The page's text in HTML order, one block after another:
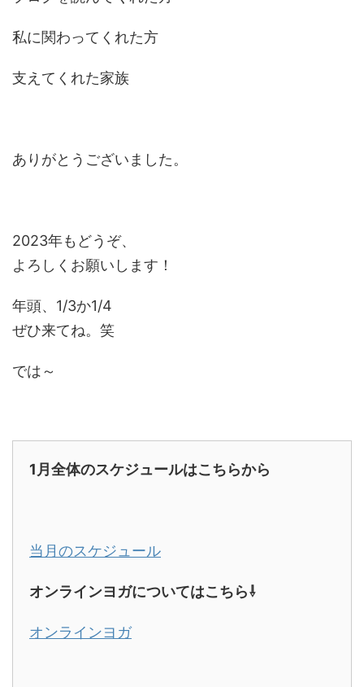
私に関わってくれた方
支えてくれた家族
ありがとうございました。
2023年もどうぞ、
よろしくお願いします！
年頭、1/3か1/4
ぜひ来てね。笑
では～
1 月全体のスケジュールはこちらから
当月のスケジュール
オンラインヨガについてはこちら⇩
オンラインヨガ